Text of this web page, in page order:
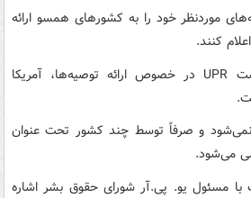
موردنظر خود را به کشورهای همسو ارائه
کنند.
د) در طی سه دوره نشست UPR در خصوص ارائه توصیه‌ها، آمریکا
نمی‌شود و صرفاً توسط چند کشور تحت عنوان
می‌شود.
با مسئول یو. پی.آر شورای حقوق بشر اشاره